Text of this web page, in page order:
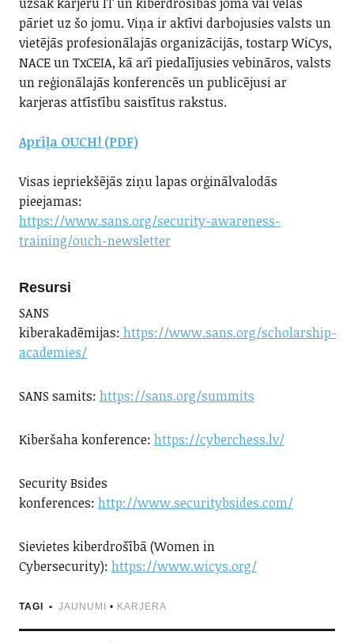
pāriet uz šo jomu. Viņa ir aktīvi darbojusies valsts un
vietējās profesionālajās organizācijās, tostarp WiCys,
NACE un TxCEIA, kā arī piedalījusies vebināros, valsts
un reģionālajās konferencēs un publicējusi ar
karjeras attīstību saistītus rakstus.
Aprīļa OUCH! (PDF)
Visas iepriekšējās ziņu lapas orģinālvalodās
pieejamas:
https://www.sans.org/security-awareness-
training/ouch-newsletter
Resursi
SANS
kiberakadēmijas: https://www.sans.org/scholarship-
academies/
SANS samits: https://sans.org/summits
Kiberšaha konference: https://cyberchess.lv/
Security Bsides
konferences: http://www.securitybsides.com/
Sievietes kiberdrošībā (Women in
Cybersecurity): https://www.wicys.org/
TAGI JAUNUMI • KARJERA